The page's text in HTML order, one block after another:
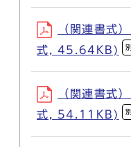
（関連書式
式, 45.64KB)
（関連書式
式, 54.11KB)